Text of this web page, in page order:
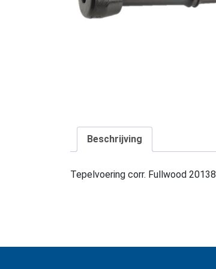
Beschrijving
Tepelvoering corr. Fullwood 20138